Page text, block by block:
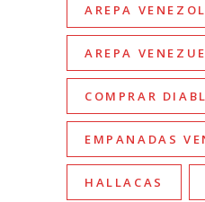
AREPA
AREPA
COMPRAR
EMPANADAS
HALLACAS